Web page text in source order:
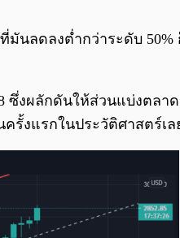
นลดลงต่ำกว่าระดับ 50%
ซึ่งผลักดันให้ส่วนแบ่งตลาด
รั้งแรกในประวัติศาสตร์เล